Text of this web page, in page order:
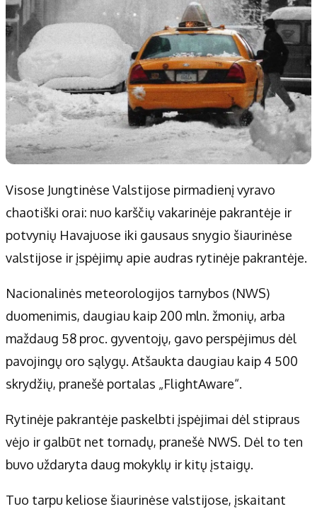
Gineso rekordai
Ekonomikos naujienos
Didžiosios savivaldybės
Vilniaus miesto
Kauno miesto
Klaipėdos miesto
Panevėžio miesto
Alytaus miesto
Marijampolės
Kitos savivaldybės
Druskininkų
Utenos rajono
Jonavos rajono
Vilkaviškio rajono
Palangos miesto
Prienų rajono
Redakcija
Privatumo politika
Redakcijos politika
Receptai
Visose Jungtinėse Valstijose pirmadienį vyravo
chaotiški orai: nuo karščių vakarinėje pakrantėje ir
potvynių Havajuose iki gausaus snygio šiaurinėse
valstijose ir įspėjimų apie audras rytinėje pakrantėje.
Nacionalinės meteorologijos tarnybos (NWS)
duomenimis, daugiau kaip 200 mln. žmonių, arba
maždaug 58 proc. gyventojų, gavo perspėjimus dėl
pavojingų oro sąlygų. Atšaukta daugiau kaip 4 500
skrydžių, pranešė portalas „FlightAware“.
Rytinėje pakrantėje paskelbti įspėjimai dėl stipraus
vėjo ir galbūt net tornadų, pranešė NWS. Dėl to ten
buvo uždaryta daug mokyklų ir kitų įstaigų.
Tuo tarpu keliose šiaurinėse valstijose, įskaitant